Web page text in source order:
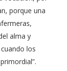
porque una
alma y
los